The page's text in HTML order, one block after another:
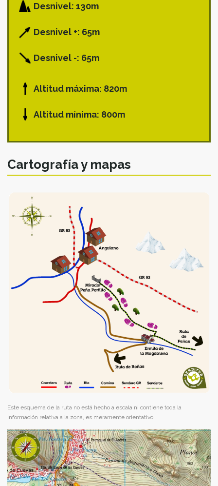
Desnivel: 130m
Desnivel +: 65m
Desnivel -: 65m
Altitud máxima: 820m
Altitud mínima: 800m
Cartografía y mapas
Este esquema de la ruta no está hecho a escala ni contiene toda la
información relativa a la zona, es meramente orientativo.